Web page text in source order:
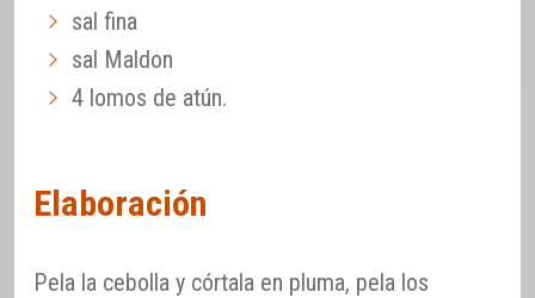
sal fina
sal Maldon
4 lomos de atún.
Elaboración
Pela la cebolla y córtala en pluma, pela los